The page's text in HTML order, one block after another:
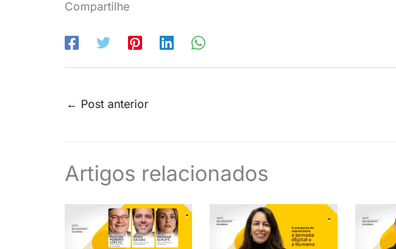
Compartilhe
← Post anterior
Artigos relacionados